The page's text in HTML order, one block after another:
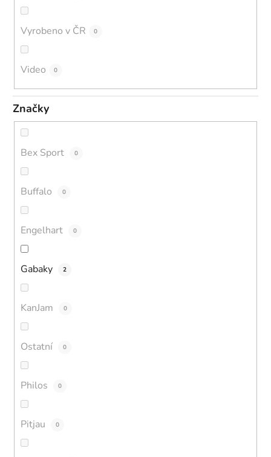
Vyrobeno v ČR 0
Video 0
Značky
Bex Sport 0
Buffalo 0
Engelhart 0
Gabaky 2
KanJam 0
Ostatní 0
Philos 0
Pitjau 0